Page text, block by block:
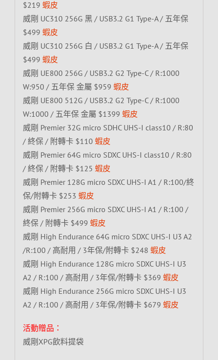
$219 蝦皮
威剛 UC310 256G 黑 / USB3.2 G1 Type-A / 五年保
$499 蝦皮
威剛 UC310 256G 白 / USB3.2 G1 Type-A / 五年保
$499 蝦皮
威剛 UE800 256G / USB3.2 G2 Type-C / R:1000
W:950 / 五年保 金屬 $959 蝦皮
威剛 UE800 512G / USB3.2 G2 Type-C / R:1000
W:1000 / 五年保 金屬 $1399 蝦皮
威剛 Premier 32G micro SDHC UHS-I class10 / R:80
/ 終保 / 附轉卡 $110 蝦皮
威剛 Premier 64G micro SDXC UHS-I class10 / R:80
/ 終保 / 附轉卡 $125 蝦皮
威剛 Premier 128G micro SDXC UHS-I A1 / R:100/終
保/附轉卡 $253 蝦皮
威剛 Premier 256G micro SDXC UHS-I A1 / R:100 /
終保 / 附轉卡 $499 蝦皮
威剛 High Endurance 64G micro SDXC UHS-I U3 A2
/R:100 / 高耐用 / 3年保/附轉卡 $248 蝦皮
威剛 High Endurance 128G micro SDXC UHS-I U3
A2 / R:100 / 高耐用 / 3年保/附轉卡 $369 蝦皮
威剛 High Endurance 256G micro SDXC UHS-I U3
A2 / R:100 / 高耐用 / 3年保/附轉卡 $679 蝦皮
活動贈品：
威剛XPG飲料提袋